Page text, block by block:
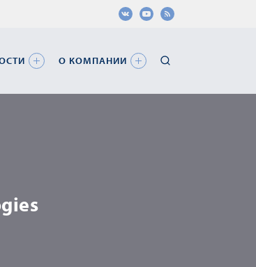
О КОМПАНИИ